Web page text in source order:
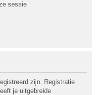
sessie
zijn. Registratie
je uitgebreide